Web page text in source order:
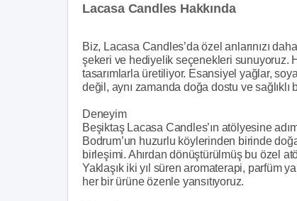
Lacasa Candles Hakkında
Biz, Lacasa Candles’da özel anlarınızı
şekeri ve hediyelik seçenekleri sunuyoruz.
tasarımlarla üretiliyor. Esansiyel yağlar,
değil, aynı zamanda doğa dostu ve
Deneyim
Beşiktaş Lacasa Candles’ın atölyesine
Bodrum’un huzurlu köylerinden birinde
birleşimi. Ahırdan dönüştürülmüş bu özel
Yaklaşık iki yıl süren aromaterapi, parfüm
her bir ürüne özenle yansıtıyoruz.